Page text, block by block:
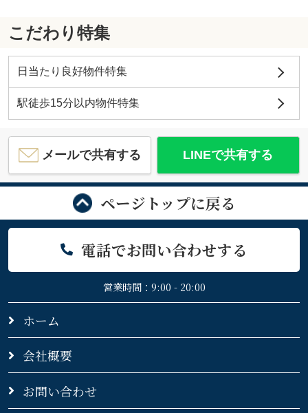
こだわり特集
日当たり良好物件特集
駅徒歩15分以内物件特集
メールで共有する LINEで共有する
ページトップに戻る
電話でお問い合わせする
営業時間：9:00 - 20:00
ホーム
会社概要
お問い合わせ